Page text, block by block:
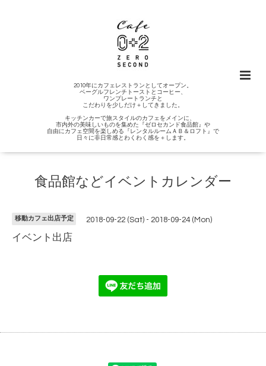
2010年にカフェレストランとしてオープン。
ベーグルフレンチトーストとコーヒー、
ワンプレートランチと
こだわりを少しだけ＋してきました。
キッチンカーで旅スタイルのカフェをメインに、
市内外の美味しいものを集めた『ゼロセカンド食品館』や
自由にカフェ空間を楽しめる『レンタルルームＡＢ＆ロフト』で
日々に非日常感とわくわく感を＋します。
食品館などイベントカレンダー
移動カフェ出店予定 2018-09-22 (Sat) - 2018-09-24 (Mon)
イベント出店